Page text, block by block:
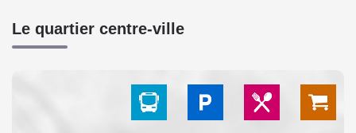
Le quartier centre-ville